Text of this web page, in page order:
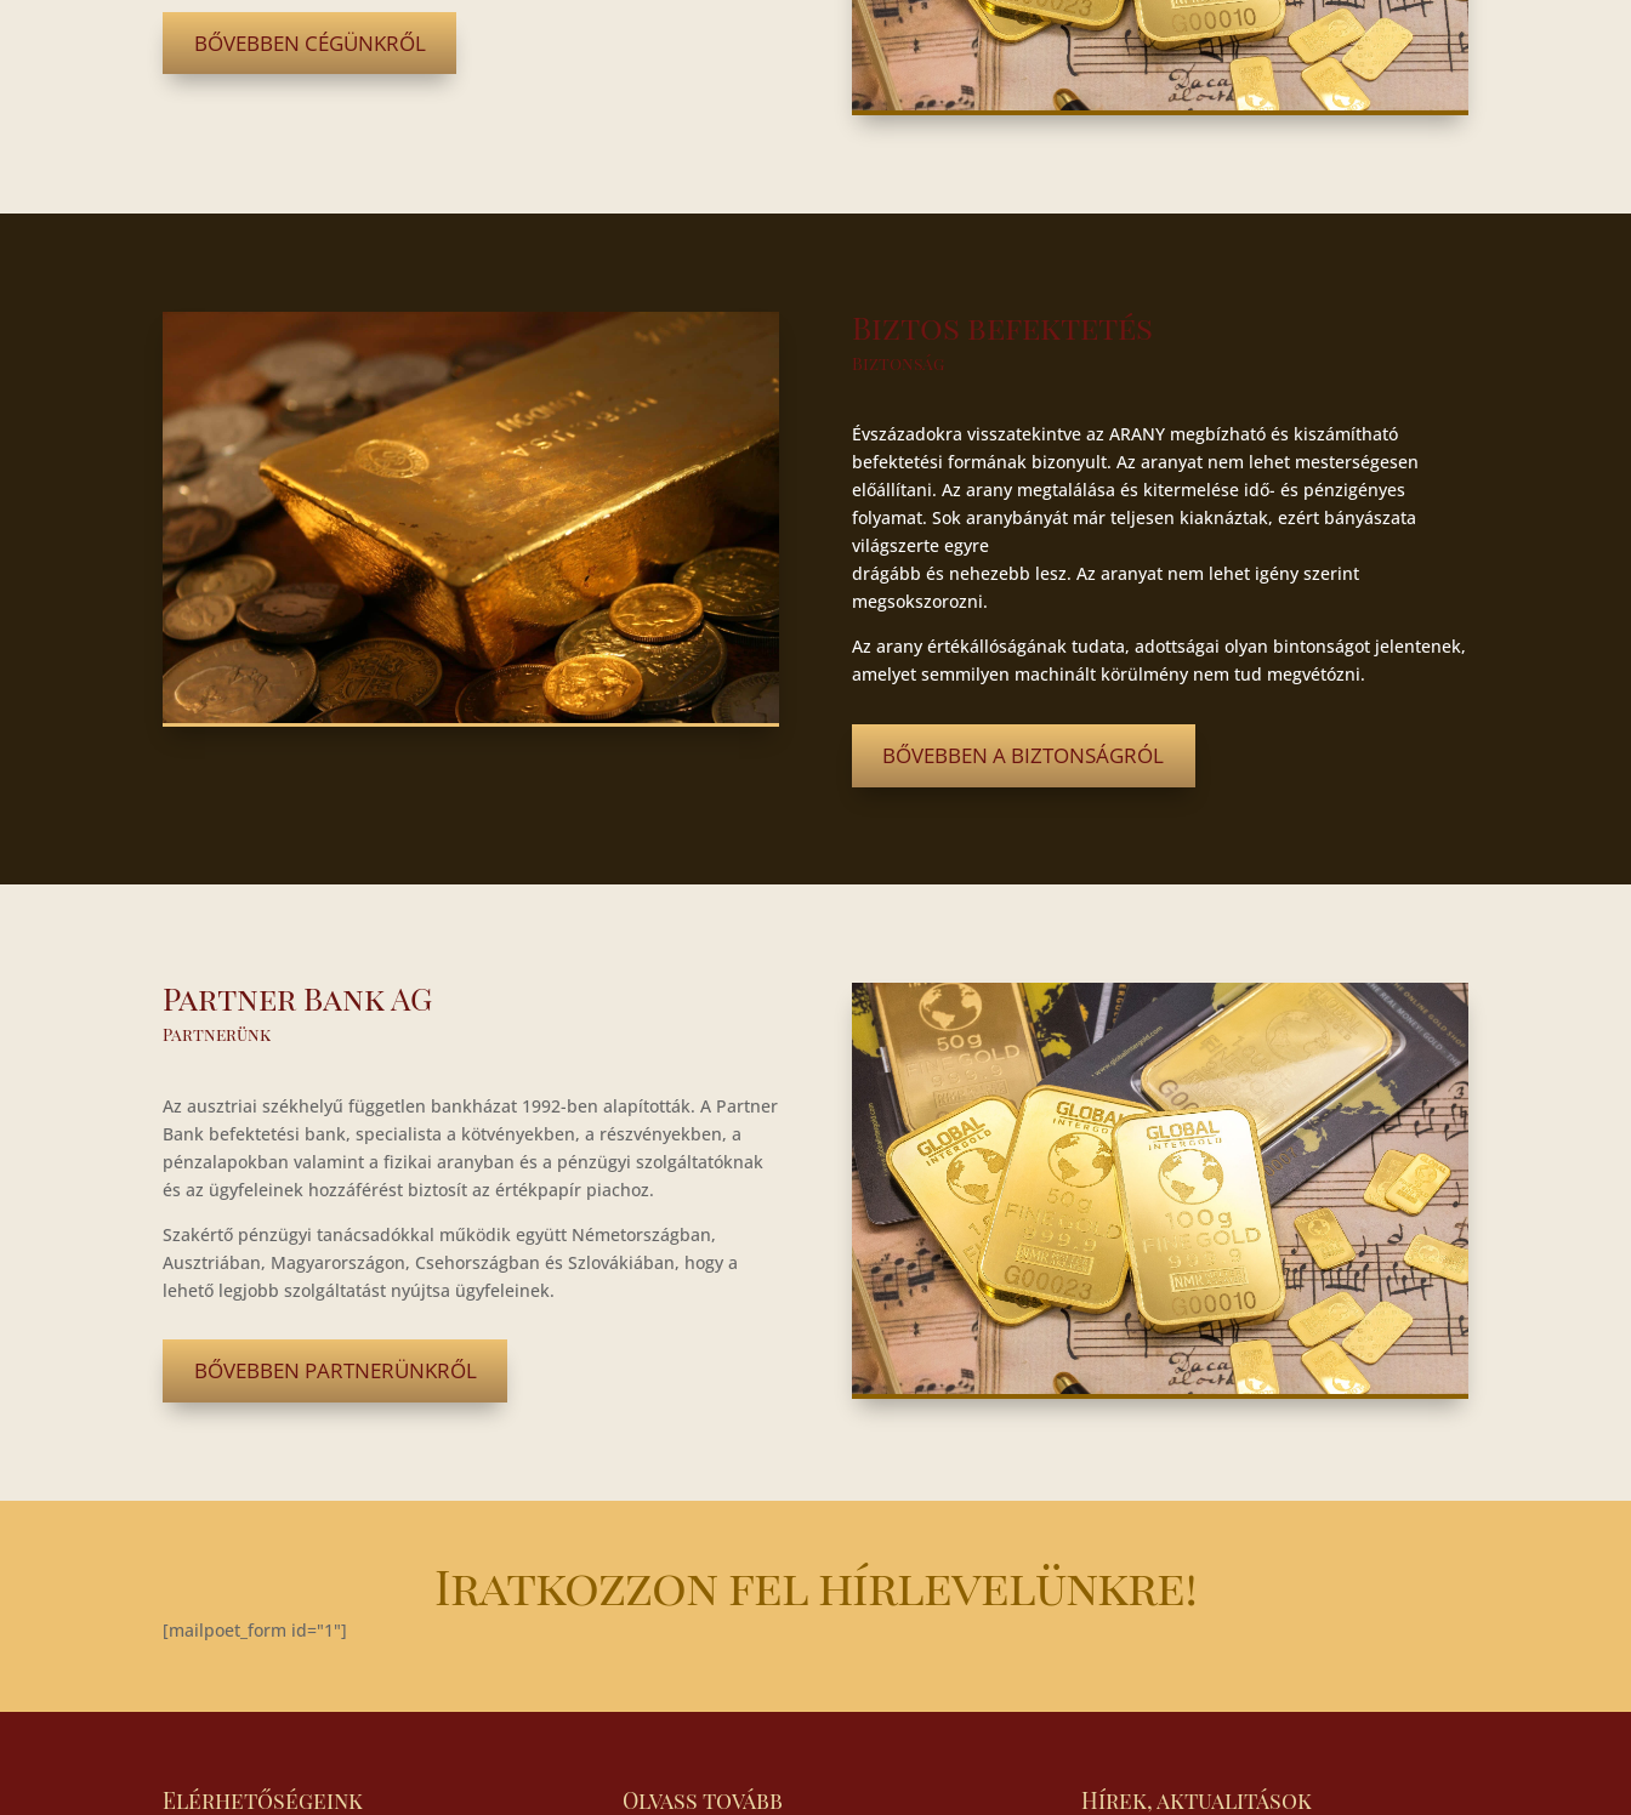
BŐVEBBEN CÉGÜNKRŐL
Biztos befektetés
Biztonság
Évszázadokra visszatekintve az ARANY megbízható és kiszámítható
befektetési formának bizonyult. Az aranyat nem lehet mesterségesen
előállítani. Az arany megtalálása és kitermelése idő- és pénzigényes
folyamat. Sok aranybányát már teljesen kiaknáztak, ezért bányászata
világszerte egyre
drágább és nehezebb lesz. Az aranyat nem lehet igény szerint
megsokszorozni.
Az arany értékállóságának tudata, adottságai olyan bintonságot jelentenek,
amelyet semmilyen machinált körülmény nem tud megvétózni.
BŐVEBBEN A BIZTONSÁGRÓL
Partner Bank AG
Partnerünk
Az ausztriai székhelyű független bankházat 1992-ben alapították. A Partner
Bank befektetési bank, specialista a kötvényekben, a részvényekben, a
pénzalapokban valamint a fizikai aranyban és a pénzügyi szolgáltatóknak
és az ügyfeleinek hozzáférést biztosít az értékpapír piachoz.
Szakértő pénzügyi tanácsadókkal működik együtt Németországban,
Ausztriában, Magyarországon, Csehországban és Szlovákiában, hogy a
lehető legjobb szolgáltatást nyújtsa ügyfeleinek.
BŐVEBBEN PARTNERÜNKRŐL
Iratkozzon fel hírlevelünkre!
[mailpoet_form id="1"]
Elérhetőségeink Olvass tovább Hírek, aktualitások